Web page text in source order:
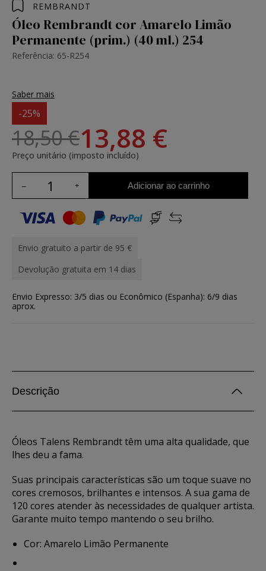
REMBRANDT
Óleo Rembrandt cor Amarelo Limão
Permanente (prim.) (40 ml.) 254
Referência: 65-R254
Saber mais
-25%
18,50 €13,88 €
Preço unitário (imposto incluído)
Adicionar ao carrinho
Envio gratuito a partir de 95 €
Devolução gratuita em 14 dias
Envio Expresso: 3/5 dias ou Econômico (Espanha): 6/9 dias
aprox.
Descrição
Óleos Talens Rembrandt têm uma alta qualidade, que
lhes deu a fama.
Suas principais características são um toque suave no
cores cremosos, brilhantes e intensos. A sua gama de
120 cores atender às necessidades de qualquer artista.
Garante muito tempo mantendo o seu brilho.
Cor: Amarelo Limão Permanente